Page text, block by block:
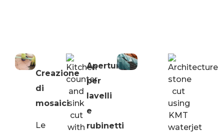
Creazione
di
mosaici
Le
Aperture
per
lavelli
e
rubinetti